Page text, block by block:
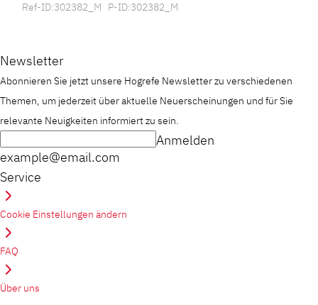
Ref-ID:302382_M P-ID:302382_M
Newsletter
Abonnieren Sie jetzt unsere Hogrefe Newsletter zu verschiedenen
Themen, um jederzeit über aktuelle Neuerscheinungen und für Sie
relevante Neuigkeiten informiert zu sein.
example@email.com
Anmelden
Service
Cookie Einstellungen ändern
FAQ
Über uns